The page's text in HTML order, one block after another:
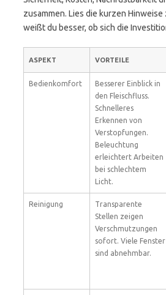
zusammen. Lies die kurzen Hinweise
weißt du besser, ob sich die
ASPEKT VORTEILE
Bedienkomfort
Besserer Einblick in
den Fleischfluss.
Schnelleres
Erkennen von
Verstopfungen.
Beleuchtung
erleichtert Arbeiten
bei schlechtem
Licht.
Reinigung
Transparente
Stellen zeigen
Verschmutzungen
sofort. Viele Fenster
sind abnehmbar.